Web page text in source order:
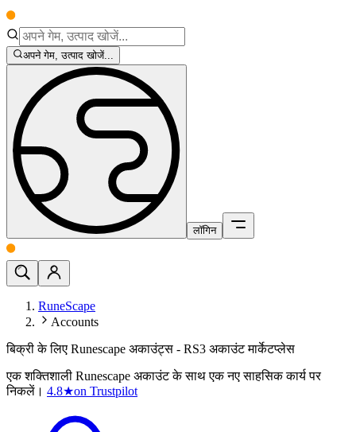
अपने गेम, उत्पाद खोजें...
लॉगिन
RuneScape
Accounts
बिक्री के लिए Runescape अकाउंट्स - RS3 अकाउंट मार्केटप्लेस
एक शक्तिशाली Runescape अकाउंट के साथ एक नए साहसिक कार्य पर
निकलें। 4.8★on Trustpilot